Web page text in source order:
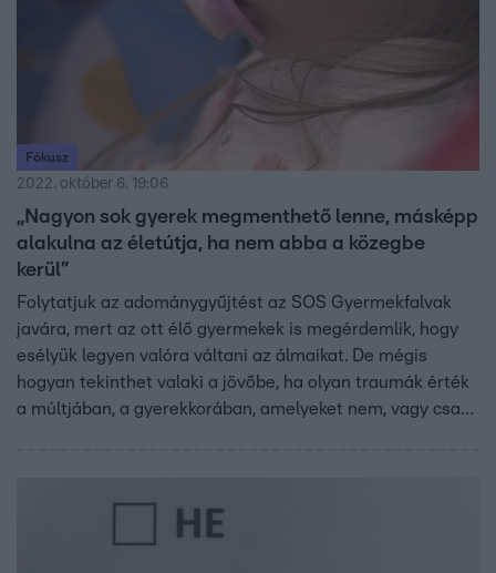
Fókusz
2022. október 6. 19:06
„Nagyon sok gyerek megmenthető lenne, másképp
alakulna az életútja, ha nem abba a közegbe
kerül”
Folytatjuk az adománygyűjtést az SOS Gyermekfalvak
javára, mert az ott élő gyermekek is megérdemlik, hogy
esélyük legyen valóra váltani az álmaikat. De mégis
hogyan tekinthet valaki a jövőbe, ha olyan traumák érték
a múltjában, a gyerekkorában, amelyeket nem, vagy csak